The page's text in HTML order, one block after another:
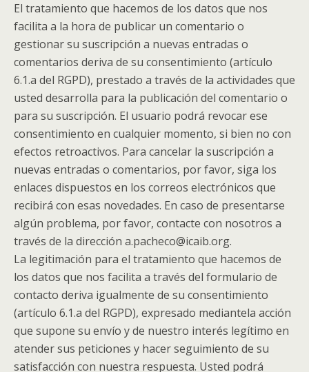
El tratamiento que hacemos de los datos que nos
facilita a la hora de publicar un comentario o
gestionar su suscripción a nuevas entradas o
comentarios deriva de su consentimiento (artículo
6.1.a del RGPD), prestado a través de la actividades que
usted desarrolla para la publicación del comentario o
para su suscripción. El usuario podrá revocar ese
consentimiento en cualquier momento, si bien no con
efectos retroactivos. Para cancelar la suscripción a
nuevas entradas o comentarios, por favor, siga los
enlaces dispuestos en los correos electrónicos que
recibirá con esas novedades. En caso de presentarse
algún problema, por favor, contacte con nosotros a
través de la dirección a.pacheco@icaib.org.
La legitimación para el tratamiento que hacemos de
los datos que nos facilita a través del formulario de
contacto deriva igualmente de su consentimiento
(artículo 6.1.a del RGPD), expresado mediantela acción
que supone su envío y de nuestro interés legítimo en
atender sus peticiones y hacer seguimiento de su
satisfacción con nuestra respuesta. Usted podrá